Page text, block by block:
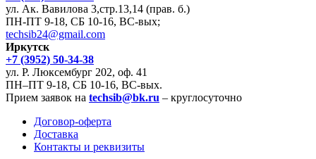
ул. Ак. Вавилова 3,стр.13,14 (прав. б.)
ПН-ПТ 9-18, СБ 10-16, ВС-вых;
techsib24@gmail.com
Иркутск
+7 (3952) 50-34-38
ул. Р. Люксембург 202, оф. 41
ПН–ПТ 9-18, СБ 10-16, ВС-вых.
Прием заявок на techsib@bk.ru – круглосуточно
Договор-оферта
Доставка
Контакты и реквизиты